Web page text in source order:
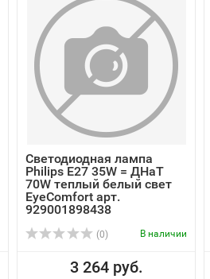
Светодиодная лампа
Philips E27 35W = ДНаТ
70W теплый белый свет
EyeComfort арт.
929001898438
(0) В наличии
3 264 руб.